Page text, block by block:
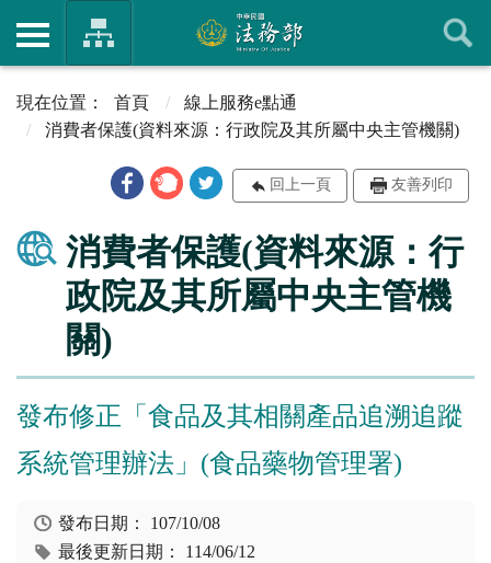
首頁
線上服務e點通
消費者保護(資料來源：行政院及其所屬中央主管機關)
回上一頁 友善列印
消費者保護(資料來源：行
政院及其所屬中央主管機
關)
發布修正「食品及其相關產品追溯追蹤
系統管理辦法」(食品藥物管理署)
發布日期： 107/10/08
最後更新日期： 114/06/12